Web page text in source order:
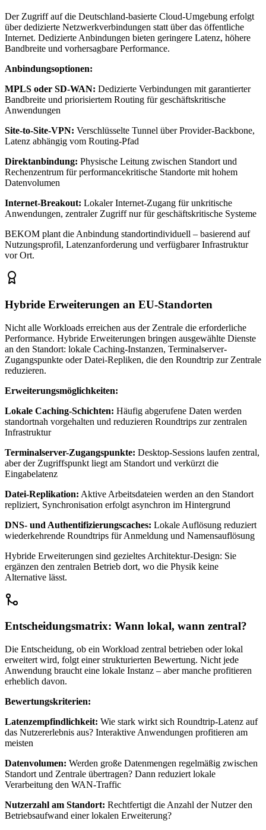
Der Zugriff auf die Deutschland-basierte Cloud-Umgebung erfolgt
über dedizierte Netzwerkverbindungen statt über das öffentliche
Internet. Dedizierte Anbindungen bieten geringere Latenz, höhere
Bandbreite und vorhersagbare Performance.
Anbindungsoptionen:
MPLS oder SD-WAN: Dedizierte Verbindungen mit garantierter
Bandbreite und priorisiertem Routing für geschäftskritische
Anwendungen
Site-to-Site-VPN: Verschlüsselte Tunnel über Provider-Backbone,
Latenz abhängig vom Routing-Pfad
Direktanbindung: Physische Leitung zwischen Standort und
Rechenzentrum für performancekritische Standorte mit hohem
Datenvolumen
Internet-Breakout: Lokaler Internet-Zugang für unkritische
Anwendungen, zentraler Zugriff nur für geschäftskritische Systeme
BEKOM plant die Anbindung standortindividuell – basierend auf
Nutzungsprofil, Latenzanforderung und verfügbarer Infrastruktur
vor Ort.
Hybride Erweiterungen an EU-Standorten
Nicht alle Workloads erreichen aus der Zentrale die erforderliche
Performance. Hybride Erweiterungen bringen ausgewählte Dienste
an den Standort: lokale Caching-Instanzen, Terminalserver-
Zugangspunkte oder Datei-Repliken, die den Roundtrip zur Zentrale
reduzieren.
Erweiterungsmöglichkeiten:
Lokale Caching-Schichten: Häufig abgerufene Daten werden
standortnah vorgehalten und reduzieren Roundtrips zur zentralen
Infrastruktur
Terminalserver-Zugangspunkte: Desktop-Sessions laufen zentral,
aber der Zugriffspunkt liegt am Standort und verkürzt die
Eingabelatenz
Datei-Replikation: Aktive Arbeitsdateien werden an den Standort
repliziert, Synchronisation erfolgt asynchron im Hintergrund
DNS- und Authentifizierungscaches: Lokale Auflösung reduziert
wiederkehrende Roundtrips für Anmeldung und Namensauflösung
Hybride Erweiterungen sind gezieltes Architektur-Design: Sie
ergänzen den zentralen Betrieb dort, wo die Physik keine
Alternative lässt.
Entscheidungsmatrix: Wann lokal, wann zentral?
Die Entscheidung, ob ein Workload zentral betrieben oder lokal
erweitert wird, folgt einer strukturierten Bewertung. Nicht jede
Anwendung braucht eine lokale Instanz – aber manche profitieren
erheblich davon.
Bewertungskriterien:
Latenzempfindlichkeit: Wie stark wirkt sich Roundtrip-Latenz auf
das Nutzererlebnis aus? Interaktive Anwendungen profitieren am
meisten
Datenvolumen: Werden große Datenmengen regelmäßig zwischen
Standort und Zentrale übertragen? Dann reduziert lokale
Verarbeitung den WAN-Traffic
Nutzerzahl am Standort: Rechtfertigt die Anzahl der Nutzer den
Betriebsaufwand einer lokalen Erweiterung?